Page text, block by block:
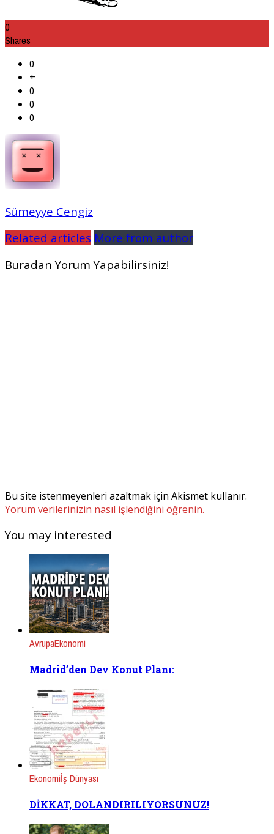
0
Shares
0
+
0
0
0
Sümeyye Cengiz
Related articles More from author
Buradan Yorum Yapabilirsiniz!
Bu site istenmeyenleri azaltmak için Akismet kullanır.
Yorum verilerinizin nasıl işlendiğini öğrenin.
You may interested
AvrupaEkonomi
Madrid’den Dev Konut Planı:
Ekonomiİş Dünyası
DİKKAT, DOLANDIRILIYORSUNUZ!